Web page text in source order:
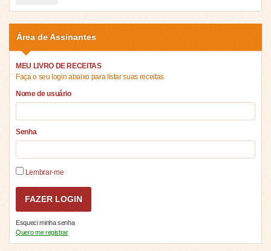
Área de Assinantes
MEU LIVRO DE RECEITAS
Faça o seu login abaixo para listar suas receitas
Nome de usuário
Senha
Lembrar-me
Esqueci minha senha
Quero me registrar